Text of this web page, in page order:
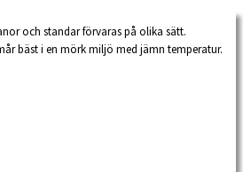
och standar förvaras på olika sätt.
bäst i en mörk miljö med jämn temperatur.